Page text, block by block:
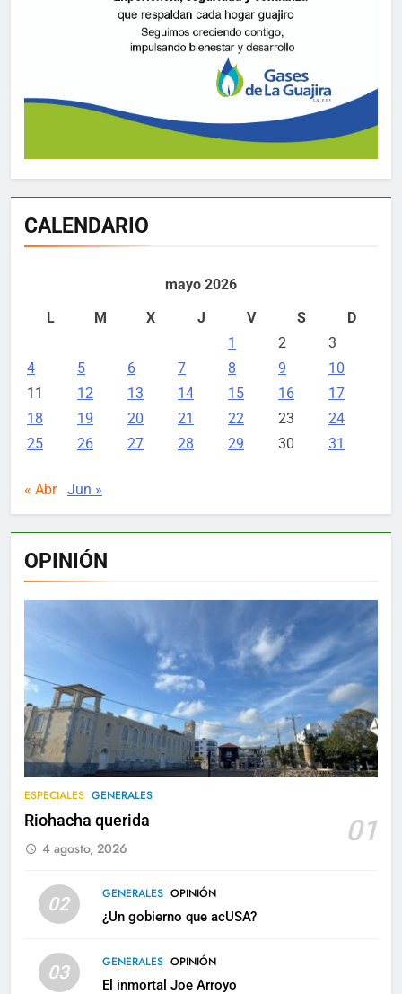
CALENDARIO
mayo 2026
L
M X J V S
D
1
2
3
4
5 6 7 8 9
10
11
12 13 14 15 16
17
18
19 20 21 22 23
24
25
26 27 28 29 30 31
« Abr Jun »
OPINIÓN
ESPECIALES GENERALES
Riohacha querida 01
4 agosto, 2026
02 GENERALES OPINIÓN
¿Un gobierno que acUSA?
03 GENERALES OPINIÓN
El inmortal Joe Arroyo